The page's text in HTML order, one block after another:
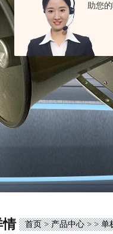
助您
情 首页>产品中心> >单